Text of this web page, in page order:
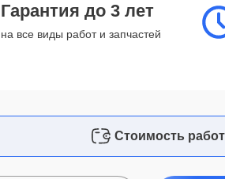
Гарантия до 3 лет
на все виды работ и запчастей
Стоимость работ